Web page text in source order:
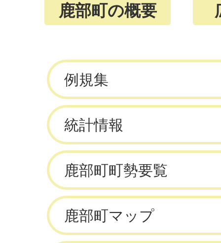
鹿部町の概要
例規集
統計情報
鹿部町町勢要覧
鹿部町マップ